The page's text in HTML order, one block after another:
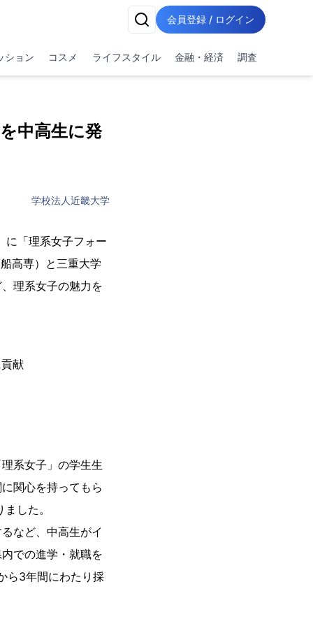
会員登録 / ログイン
ション コスメ ライフスタイル 金融・経済 調査
中高生に発
学校法人近畿大学
に「理系女子フォー
高専）と三重大学
理系女子の魅力を
献
系女子」の学生生
関心を持ってもら
した。
など、中高生がイ
での進学・就職を
ら3年間にわたり採